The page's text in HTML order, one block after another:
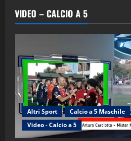
VIDEO – CALCIO A 5
Altri Sport Calcio a 5 Maschile
Video - Calcio a 5